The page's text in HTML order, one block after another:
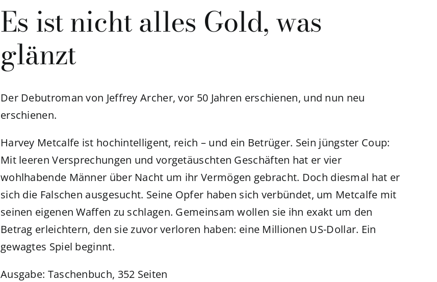
Es ist nicht alles Gold, was
glänzt
Der Debutroman von Jeffrey Archer, vor 50 Jahren erschienen, und nun neu
erschienen.
Harvey Metcalfe ist hochintelligent, reich – und ein Betrüger. Sein jüngster Coup:
Mit leeren Versprechungen und vorgetäuschten Geschäften hat er vier
wohlhabende Männer über Nacht um ihr Vermögen gebracht. Doch diesmal hat er
sich die Falschen ausgesucht. Seine Opfer haben sich verbündet, um Metcalfe mit
seinen eigenen Waffen zu schlagen. Gemeinsam wollen sie ihn exakt um den
Betrag erleichtern, den sie zuvor verloren haben: eine Millionen US-Dollar. Ein
gewagtes Spiel beginnt.
Ausgabe: Taschenbuch, 352 Seiten